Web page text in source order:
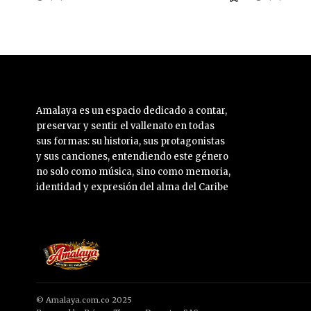
Amalaya es un espacio dedicado a contar,
preservar y sentir el vallenato en todas
sus formas: su historia, sus protagonistas
y sus canciones, entendiendo este género
no solo como música, sino como memoria,
identidad y expresión del alma del Caribe
© Amalaya.com.co 2025